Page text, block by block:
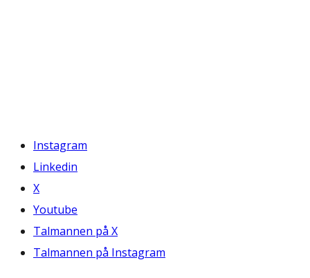
Instagram
Linkedin
X
Youtube
Talmannen på X
Talmannen på Instagram